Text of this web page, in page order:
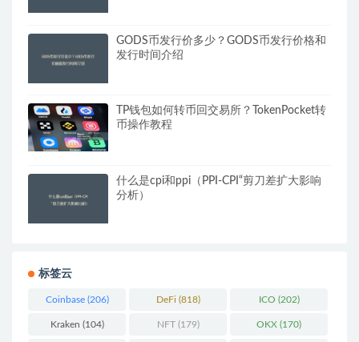
GODS币发行价多少？GODS币发行价格和
发行时间介绍
TP钱包如何转币回交易所？TokenPocket转
币操作教程
什么是cpi和ppi（PPI-CPI“剪刀差扩大影响
分析）
标签云
Coinbase(206) DeFi (818) ICO (202)
Kraken (104) NFT(179) OKX (170)